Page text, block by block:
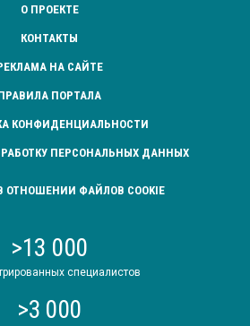
О ПРОЕКТЕ
КОНТАКТЫ
НА САЙТЕ
ПОРТАЛА
КОНФИДЕНЦИАЛЬНОСТИ
ПЕРСОНАЛЬНЫХ ДАННЫХ
ОТНОШЕНИИ ФАЙЛОВ COOKIE
>13 000
специалистов
>3 000